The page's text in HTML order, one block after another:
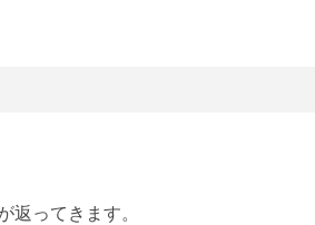
返ってきます。